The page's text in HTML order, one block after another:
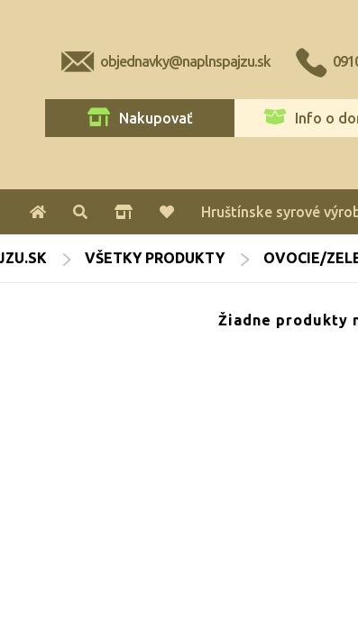
objednavky@naplnspajzu.sk
Nakupovať Info o
Hruštínske syrové
VŠETKY PRODUKTY OVOCIE/
Žiadne produkty